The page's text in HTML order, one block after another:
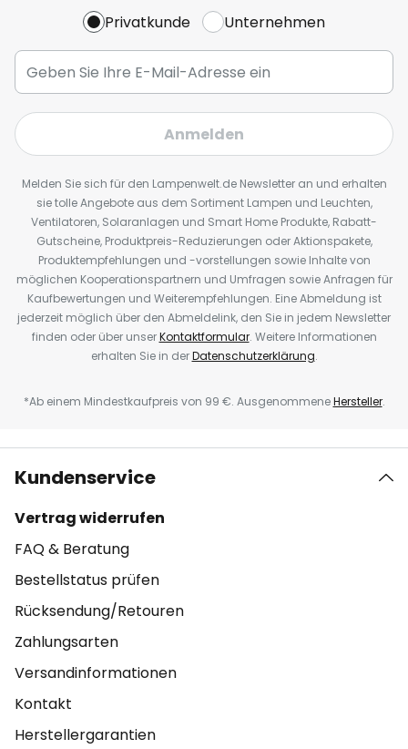
Privatkunde Unternehmen
Anmelden
Melden Sie sich für den Lampenwelt.de Newsletter an und erhalten
sie tolle Angebote aus dem Sortiment Lampen und Leuchten,
Ventilatoren, Solaranlagen und Smart Home Produkte, Rabatt-
Gutscheine, Produktpreis-Reduzierungen oder Aktionspakete,
Produktempfehlungen und -vorstellungen sowie Inhalte von
möglichen Kooperationspartnern und Umfragen sowie Anfragen für
Kaufbewertungen und Weiterempfehlungen. Eine Abmeldung ist
jederzeit möglich über den Abmeldelink, den Sie in jedem Newsletter
finden oder über unserKontaktformular. Weitere Informationen
erhalten Sie in derDatenschutzerklärung.
*Ab einem Mindestkaufpreis von 99 €. AusgenommeneHersteller.
Kundenservice
Vertrag widerrufen
FAQ & Beratung
Bestellstatus prüfen
Rücksendung/Retouren
Zahlungsarten
Versandinformationen
Kontakt
Herstellergarantien